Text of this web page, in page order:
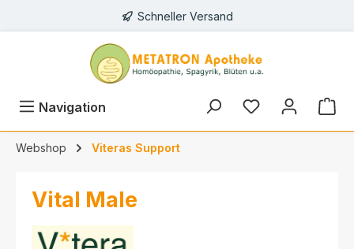
Schneller Versand
Navigation
Webshop Viteras Support
Vital Male